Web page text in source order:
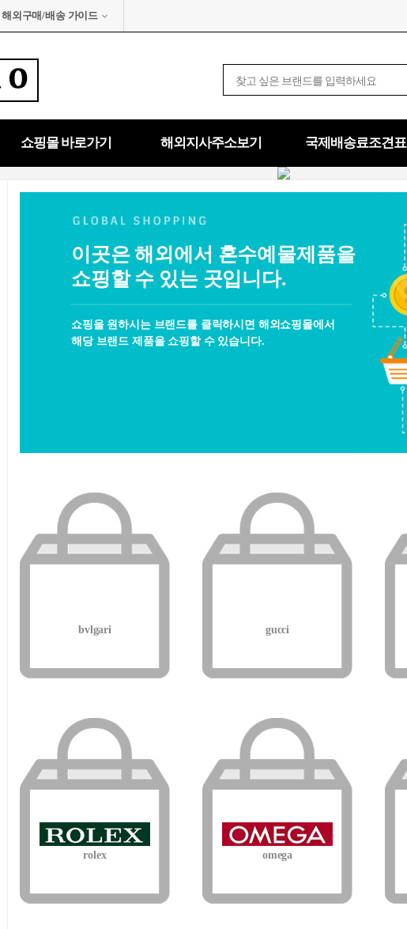
해외구매/배송 가이드
쇼핑몰 바로가기 해외지사주소보기 국제배송료조견표
이곳은 해외에서 혼수예물제품을
쇼핑할 수 있는 곳입니다.
쇼핑을 원하시는 브랜드를 클릭하시면 해외쇼핑몰에서
해당 브랜드 제품을 쇼핑할 수 있습니다.
bvlgari gucci
rolex omega